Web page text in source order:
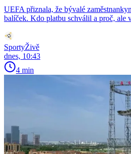
UEFA přiznala, že bývalé
balíček. Kdo platbu schválil a proč, ale
SportyŽivě
dnes, 10:43
4 min